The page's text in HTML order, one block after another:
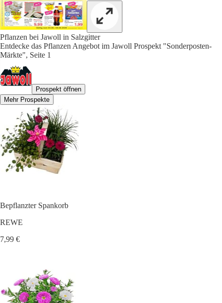
Pflanzen bei Jawoll in Salzgitter
Entdecke das Pflanzen Angebot im Jawoll Prospekt "Sonderposten-
Märkte", Seite 1
Prospekt öffnen
Mehr Prospekte
Bepflanzter Spankorb
REWE
7,99 €